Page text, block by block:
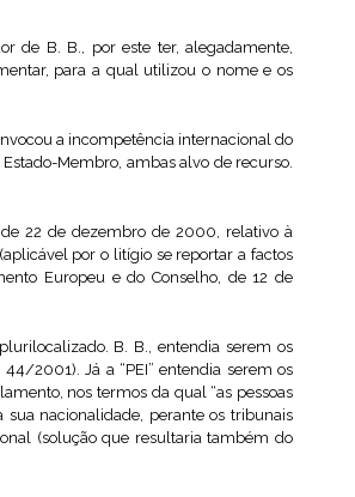
de B. B., por este ter, alegadamente,
para a qual utilizou o nome e os
a incompetência internacional do
Membro, ambas alvo de recurso.
de 22 de dezembro de 2000, relativo à
por o litígio se reportar a factos
Europeu e do Conselho, de 12 de
B. B., entendia serem os
2001). Já a “PEI” entendia serem os
nos termos da qual “as pessoas
nacionalidade, perante os tribunais
(solução que resultaria também do